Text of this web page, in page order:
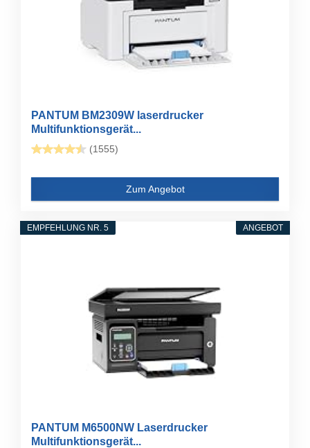
PANTUM BM2309W laserdrucker
Multifunktionsgerät...
(1555)
Zum Angebot
ANGEBOT
EMPFEHLUNG NR. 5
PANTUM M6500NW Laserdrucker
Multifunktionsgerät...